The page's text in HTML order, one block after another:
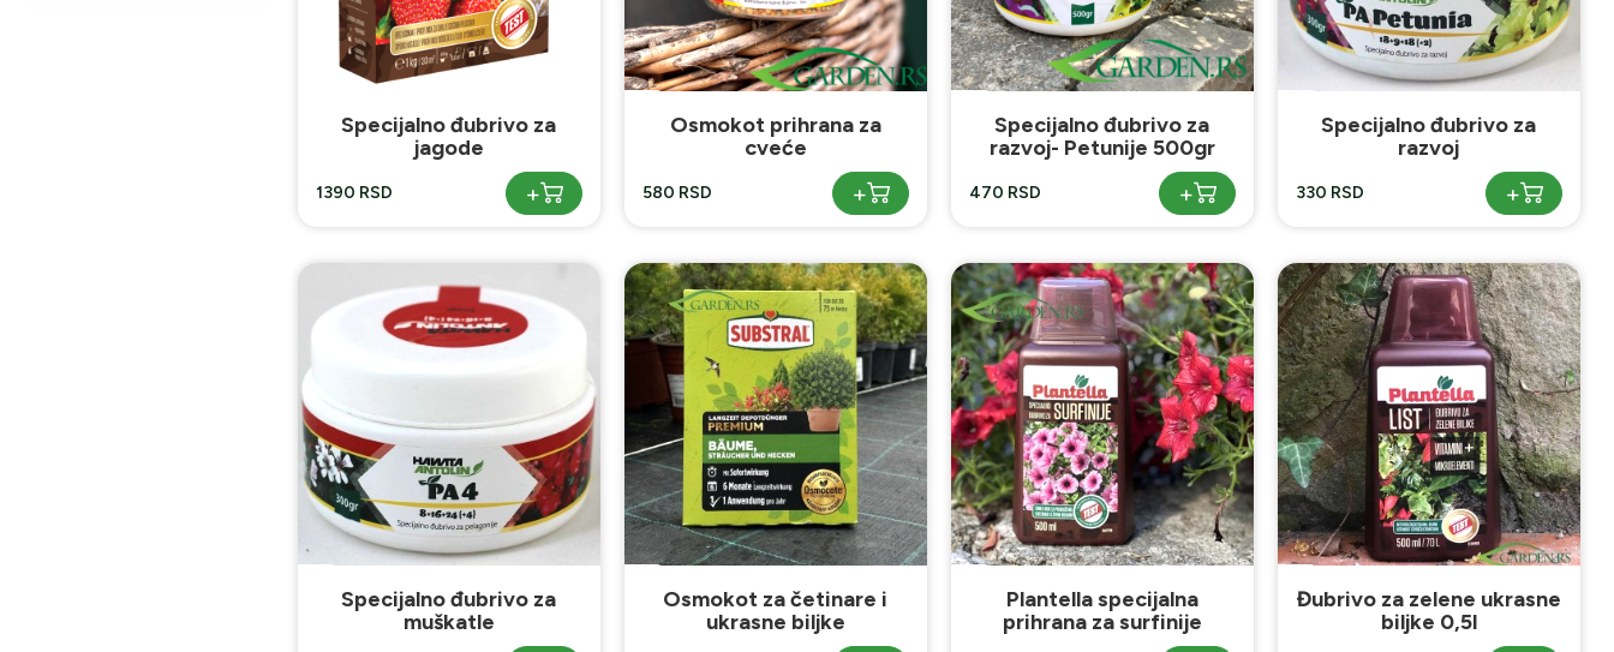
Specijalno đubrivo za
jagode
1390 RSD +
Osmokot prihrana za
cveće
580 RSD +
Specijalno đubrivo za
razvoj- Petunije 500gr
470 RSD +
Specijalno đubrivo za
razvoj
330 RSD +
Specijalno đubrivo za
muškatle
Osmokot za četinare i
ukrasne biljke
Plantella specijalna
prihrana za surfinije
Đubrivo za zelene ukrasne
biljke 0,5l